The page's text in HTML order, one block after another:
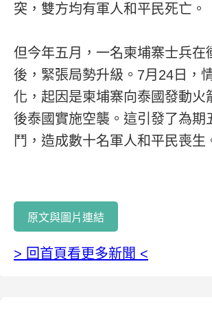
突，雙方均有軍人和平民死亡。
但今年五月，一名柬埔寨士兵在
後，緊張局勢升級。7月24日，
化，起因是柬埔寨向泰國發動火
後泰國實施空襲。這引發了為期
鬥，造成數十名軍人和平民喪生
原文與圖片連結
> 回首頁看更多新聞 <